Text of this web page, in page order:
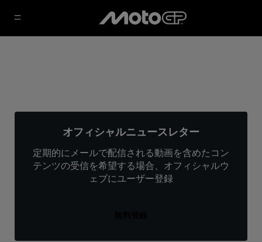
オフィシャルニュースレター
定期的にメールで配信される動画を含めたコン
テンツの受信を希望する場合、オフィシャルウ
ェブにユーザー登録